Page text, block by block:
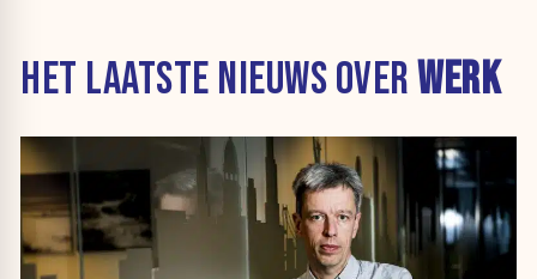
HET LAATSTE NIEUWS OVERWERK